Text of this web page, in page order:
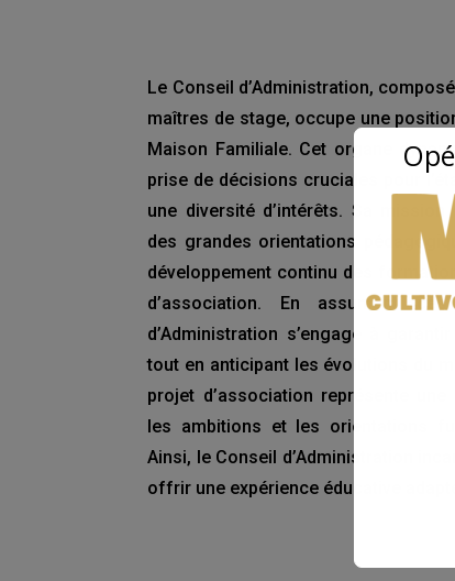
Le Conseil d’Administration,
maîtres de stage, occupe une
Maison Familiale. Cet organe
prise de décisions cruciales pour
une diversité d’intérêts. Sa mission
des grandes orientations
développement continu des
d’association. En assumant
d’Administration s’engage à
tout en anticipant les évolutions du
projet d’association représente
les ambitions et les orientations
Ainsi, le Conseil d’Administration
offrir une expérience éducative